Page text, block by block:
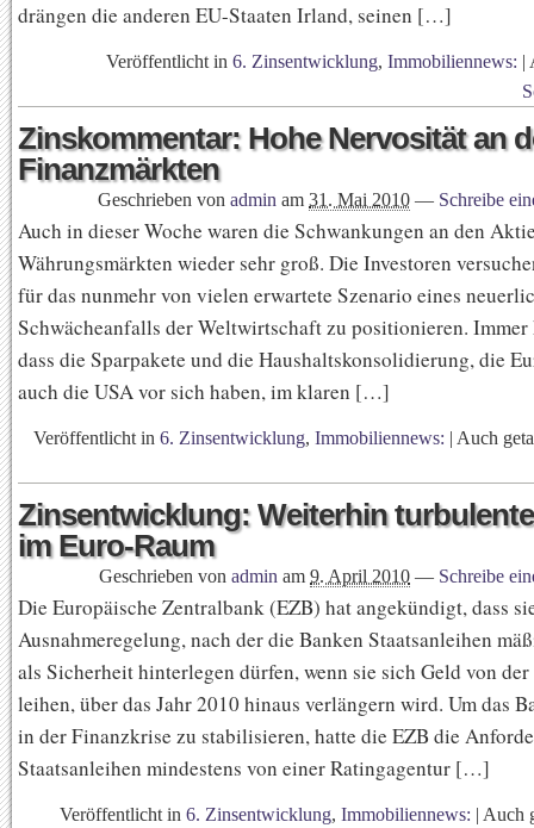
drängen die anderen EU-Staaten Irland, seinen […]
Veröffentlicht in 6. Zinsentwicklung, Immobiliennews: |
Zinskommentar: Hohe Nervosität an
Finanzmärkten
Geschrieben von admin am 31. Mai 2010 — Schreibe
Auch in dieser Woche waren die Schwankungen an den
Währungsmärkten wieder sehr groß. Die Investoren
für das nunmehr von vielen erwartete Szenario eines
Schwächeanfalls der Weltwirtschaft zu positionieren.
dass die Sparpakete und die Haushaltskonsolidierung, die
auch die USA vor sich haben, im klaren […]
Veröffentlicht in 6. Zinsentwicklung, Immobiliennews: | Auch
Zinsentwicklung: Weiterhin
im Euro-Raum
Geschrieben von admin am 9. April 2010 — Schreibe
Die Europäische Zentralbank (EZB) hat angekündigt, dass
Ausnahmeregelung, nach der die Banken Staatsanleihen
als Sicherheit hinterlegen dürfen, wenn sie sich Geld von
leihen, über das Jahr 2010 hinaus verlängern wird. Um das
in der Finanzkrise zu stabilisieren, hatte die EZB die
Staatsanleihen mindestens von einer Ratingagentur […]
Veröffentlicht in 6. Zinsentwicklung, Immobiliennews: | Auch